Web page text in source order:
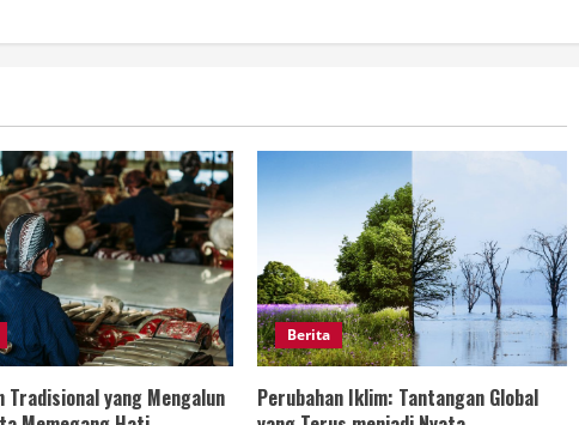
Tradisional yang Mengalun
Berita
Perubahan Iklim: Tantangan Global